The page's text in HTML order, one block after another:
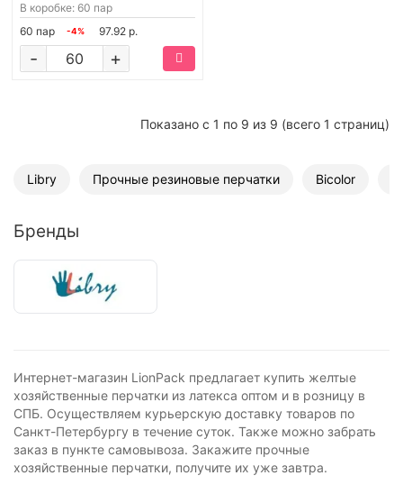
В коробке: 60 пар
60 пар
-4% 97.92 р.
+
-
Показано с 1 по 9 из 9 (всего 1 страниц)
Libry Прочные резиновые перчатки Bicolor
Бренды
Интернет-магазин LionPack предлагает купить желтые
хозяйственные перчатки из латекса оптом и в розницу в
СПБ. Осуществляем курьерскую доставку товаров по
Санкт-Петербургу в течение суток. Также можно забрать
заказ в пункте самовывоза. Закажите прочные
хозяйственные перчатки, получите их уже завтра.